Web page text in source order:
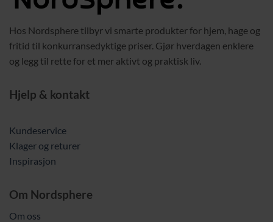
Hos Nordsphere tilbyr vi smarte produkter for hjem, hage og
fritid til konkurransedyktige priser. Gjør hverdagen enklere
og legg til rette for et mer aktivt og praktisk liv.
Hjelp & kontakt
Kundeservice
Klager og returer
Inspirasjon
Om Nordsphere
Om oss